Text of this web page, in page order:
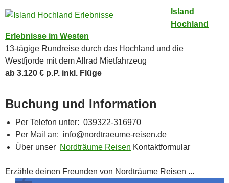
Island
Hochland
Erlebnisse im Westen
13-tägige Rundreise durch das Hochland und die
Westfjorde mit dem Allrad Mietfahrzeug
ab 3.120 € p.P. inkl. Flüge
Buchung und Information
Per Telefon unter: 039322-316970
Per Mail an: info@nordtraeume-reisen.de
Über unser Nordträume Reisen Kontaktformular
Erzähle deinen Freunden von Nordträume Reisen ...